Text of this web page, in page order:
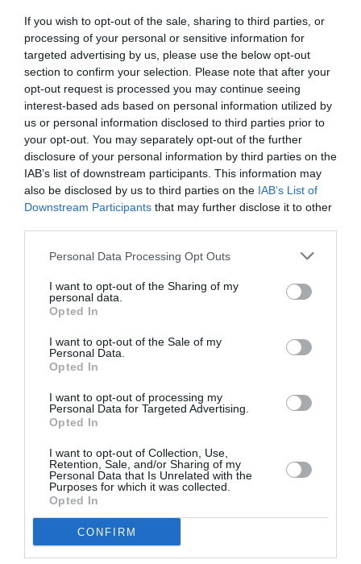
If you wish to opt-out of the sale, sharing to third parties, or
processing of your personal or sensitive information for
targeted advertising by us, please use the below opt-out
section to confirm your selection. Please note that after your
opt-out request is processed you may continue seeing
interest-based ads based on personal information utilized by
us or personal information disclosed to third parties prior to
your opt-out. You may separately opt-out of the further
disclosure of your personal information by third parties on the
IAB’s list of downstream participants. This information may
also be disclosed by us to third parties on the IAB’s List of
Downstream Participants that may further disclose it to other
Personal Data Processing Opt Outs
I want to opt-out of the Sharing of my
personal data.
Opted In
I want to opt-out of the Sale of my
Personal Data.
Opted In
I want to opt-out of processing my
Personal Data for Targeted Advertising.
Opted In
I want to opt-out of Collection, Use,
Retention, Sale, and/or Sharing of my
Personal Data that Is Unrelated with the
Purposes for which it was collected.
Opted In
CONFIRM
Πανεπιστημιακή Συλλογή του Münster δείχνει πού
μπορεί να οδηγήσει ο διάλογος και ο αμοιβαίος
σεβασμός των λαών. Ο πολιτισμός δημιουργεί γέφυρες
που συνδέουν τους λαούς μας».
Ο Γιώργος Καββαδίας αναφέρθηκε αναλυτικά στην
ιστορία του σκύφου, το πώς προσφέρθηκε στον Σπύρο
Λούη ως δώρο από τον Ιωάννη Λάμπρο, για να βρεθεί
στη συνέχεια στη Γερμανία και να καταλήξει τη
δεκαετία του ’80 στο πανεπιστήμιο του Münster και
στην αρχαιολογική του συλλογή, όπου εντοπίστηκε.
Ταυτότητα
Περισσότερες Πληροφορίες:www.culture.gr
Ακολουθήστε το Culturenow.gr στο Google News
μάθετε πρώτοι όλες τις ειδήσεις
Δείτε όλα τατελευταία νέαγια την Τέχνη και τον
Πολιτισμό στοCulturenow.gr
Νέοι Διαγωνισμοί❯
Tags
ΑΝΑΚΟΙΝΩΣΕΙΣ